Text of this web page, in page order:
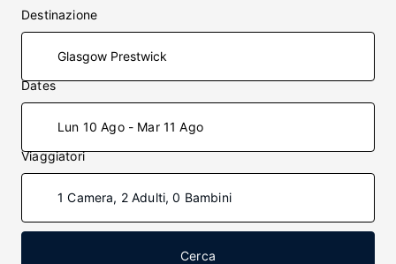
Destinazione
Dates
Lun 10 Ago - Mar 11 Ago
Viaggiatori
1 Camera, 2 Adulti, 0 Bambini
Cerca